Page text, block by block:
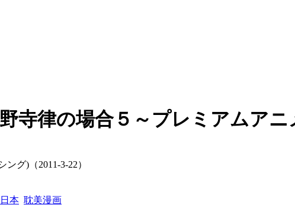
寺律の場合５～プレミアムア
グ)（2011-3-22）
日本 耽美漫画